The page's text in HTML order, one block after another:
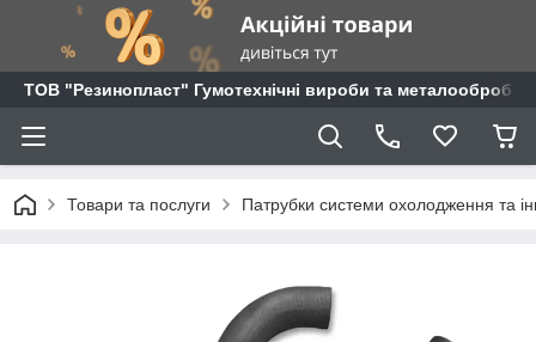
ТОВ "Резинопласт" Гумотехнічні вироби та металообробка
Товари та послуги Патрубки системи охолодження та